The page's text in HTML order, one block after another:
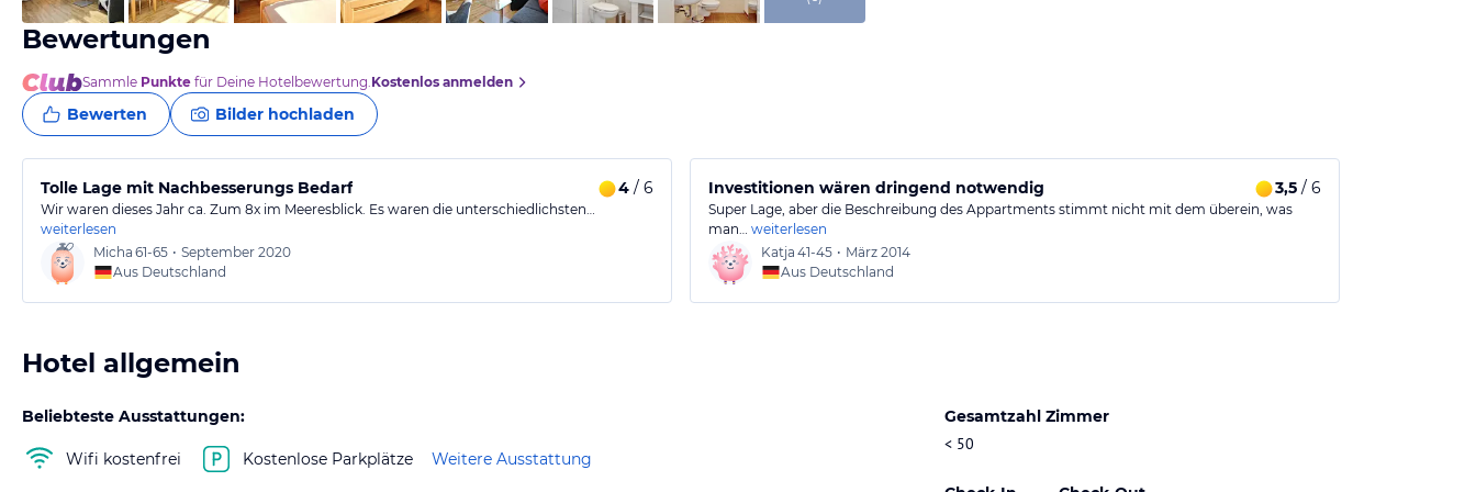
Bewertungen
Sammle Punkte für Deine Hotelbewertung.Kostenlos anmelden
Bewerten Bilder hochladen
Tolle Lage mit Nachbesserungs Bedarf 4 / 6
Wir waren dieses Jahr ca. Zum 8x im Meeresblick. Es waren die unterschiedlichsten…
weiterlesen
Micha 61-65 • September 2020
Aus Deutschland
Investitionen wären dringend notwendig 3,5 / 6
Super Lage, aber die Beschreibung des Appartments stimmt nicht mit dem überein, was
man… weiterlesen
Katja 41-45 • März 2014
Aus Deutschland
Hotel allgemein
Beliebteste Ausstattungen:
Wifi kostenfrei Kostenlose Parkplätze Weitere Ausstattung
Gesamtzahl Zimmer
< 50